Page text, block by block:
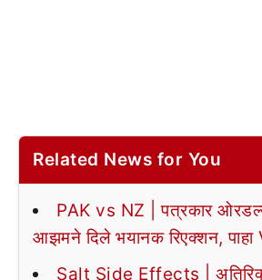
Related News for You
PAK vs NZ | पत्रकार
आझमने दिले भयानक रिएक्शन, पाहा
Salt Side Effects |